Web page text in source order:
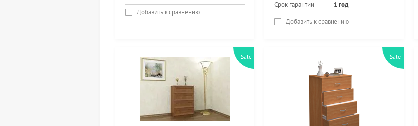
Добавить к сравнению
Срок гарантии
1 год
Добавить к сравнению
Sale Sale